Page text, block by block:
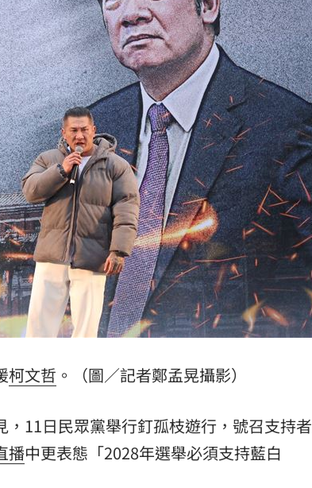
柯文哲 。（圖／記者鄭孟晃攝影）
，11日民眾黨舉行釘孤枝遊行，號召支持者
播中更表態「2028年選舉必須支持藍白